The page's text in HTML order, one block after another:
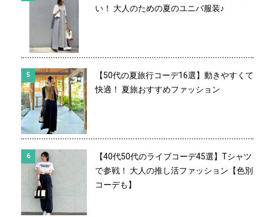
い！ 大人のための夏のユニバ服装♪
【50代の夏旅行コーデ16選】動きやすくて
快適！ 夏旅おすすめファッション
【40代50代のライブコーデ45選】Tシャツ
で参戦！ 大人の推し活ファッション【色別
コーデも】